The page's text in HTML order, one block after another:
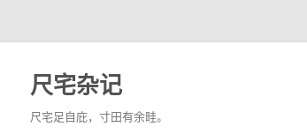
尺宅杂记
尺宅足自庇，寸田有余畦。